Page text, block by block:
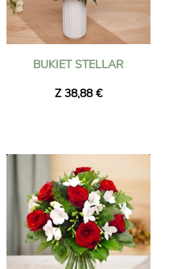
BUKIET STELLAR
Z 38,88 €